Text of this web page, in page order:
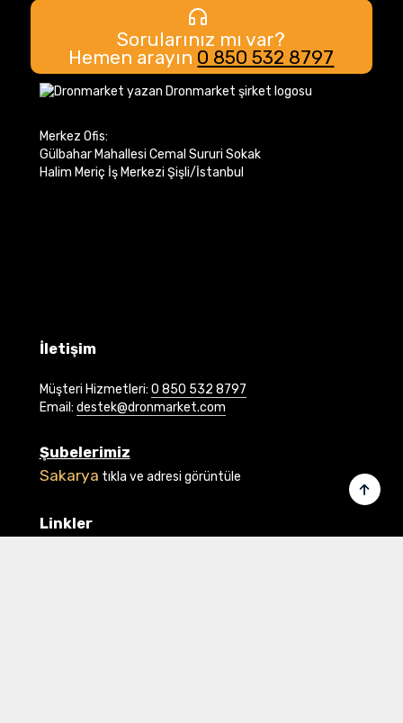
Sorularınız mı var?
Hemen arayın 0 850 532 8797
Merkez Ofis:
Gülbahar Mahallesi Cemal Sururi Sokak
Halim Meriç İş Merkezi Şişli/İstanbul
İletişim
Müşteri Hizmetleri: 0 850 532 8797
Email: destek@dronmarket.com
Şubelerimiz
Sakarya tıkla ve adresi görüntüle
Linkler